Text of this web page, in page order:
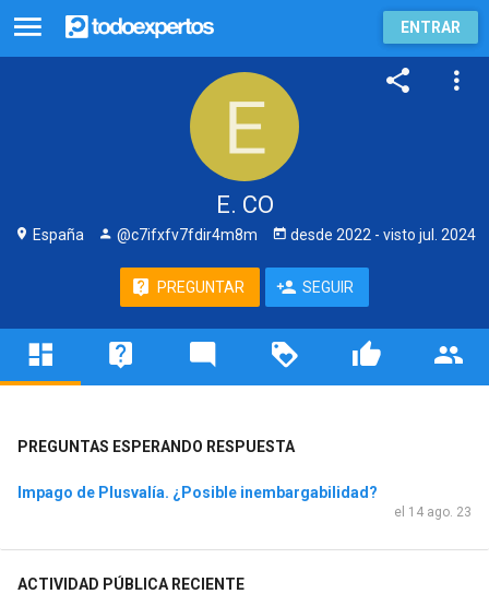
ENTRAR
E. CO
España @c7ifxfv7fdir4m8m desde 2022 - visto jul. 2024
PREGUNTAR SEGUIR
PREGUNTAS ESPERANDO RESPUESTA
Impago de Plusvalía. ¿Posible inembargabilidad?
el 14 ago. 23
ACTIVIDAD PÚBLICA RECIENTE